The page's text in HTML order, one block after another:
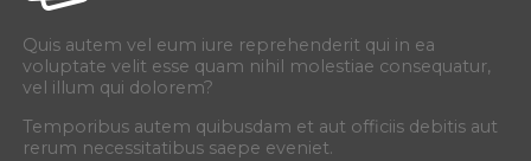
Quis autem vel eum iure reprehenderit qui in ea
voluptate velit esse quam nihil molestiae consequatur,
vel illum qui dolorem?
Temporibus autem quibusdam et aut officiis debitis aut
rerum necessitatibus saepe eveniet.